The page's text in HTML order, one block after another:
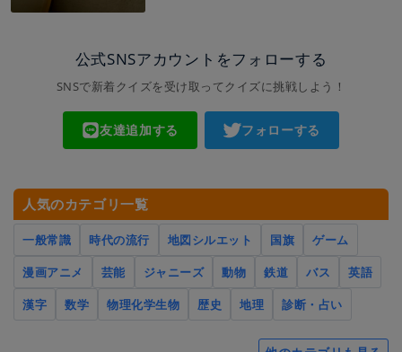
公式SNSアカウントをフォローする
SNSで新着クイズを受け取ってクイズに挑戦しよう！
友達追加する フォローする
人気のカテゴリ一覧
一般常識 時代の流行 地図シルエット 国旗
ゲーム
漫画アニメ
芸能 ジャニーズ 動物 鉄道 バス
英語
漢字
数学 物理化学生物 歴史 地理 診断・占い